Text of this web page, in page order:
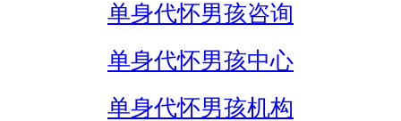
单身代怀男孩咨询
单身代怀男孩中心
单身代怀男孩机构